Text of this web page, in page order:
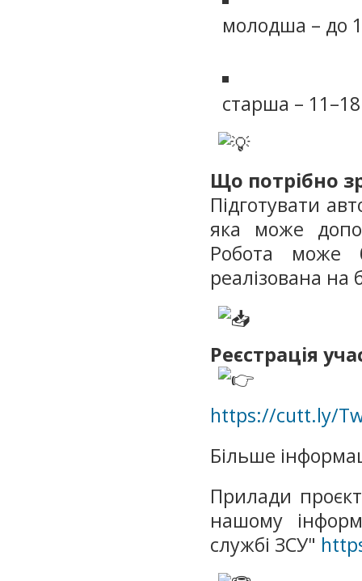
молодша – до
старша –
Що потрібно
Підготувати
яка може
Робота може
реалізована на
Реєстрація
https://cutt.ly/
Більше
Прилади
нашому
службі ЗСУ"